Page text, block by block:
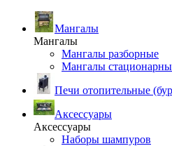
Мангалы
Мангалы
Мангалы разборные
Мангалы
Печи отопительные
Аксессуары
Аксессуары
Наборы шампуров